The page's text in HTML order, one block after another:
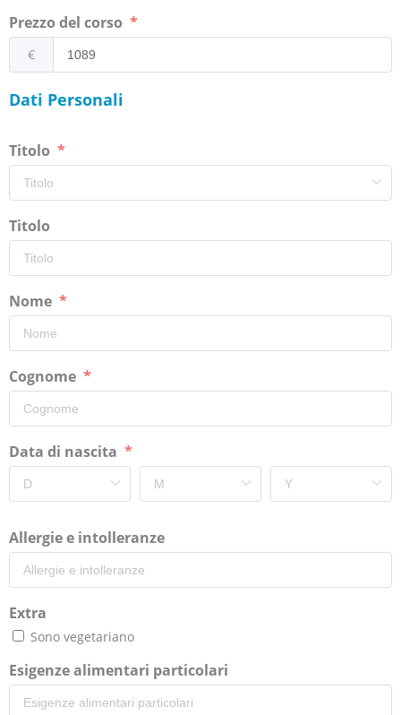
Prezzo del corso
€
Dati Personali
Titolo
Titolo
Nome
Cognome
Data di nascita
Allergie e intolleranze
Extra
Sono vegetariano
Esigenze alimentari particolari